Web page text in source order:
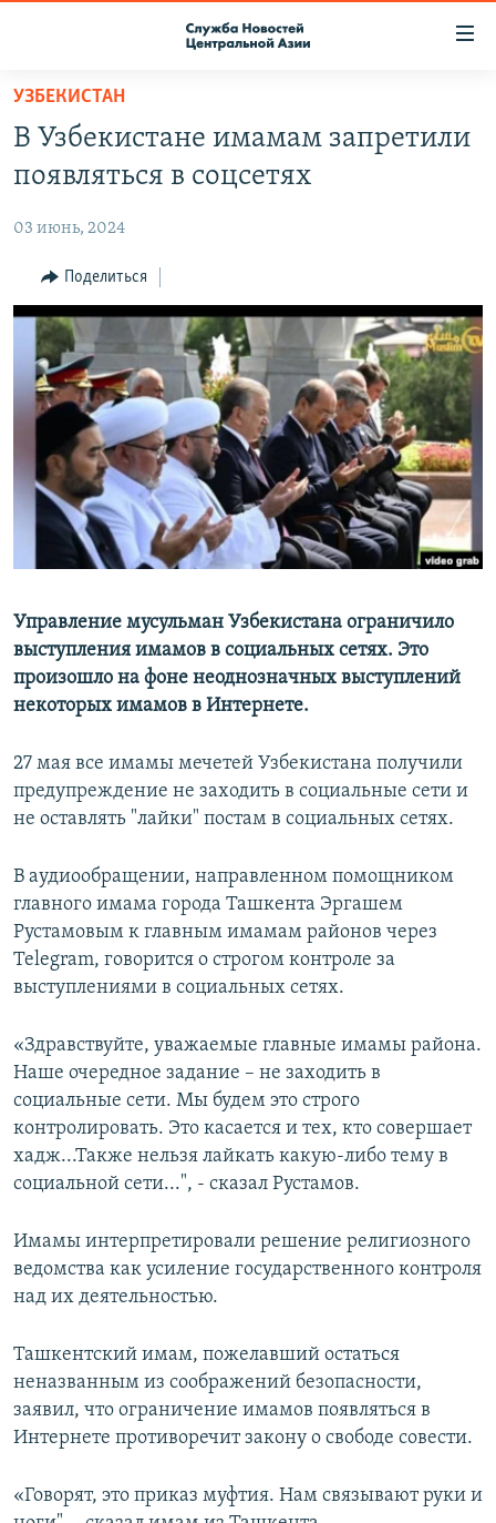
Вернуться
основному
содержанию
навигации
Вернутся
поиску
О ПРОЕКТЕ
RFE/RL ДИРЕКТ
НАСТОЯЩЕЕ ВРЕМЯ
МИГРАНТ МЕДИА
УЗБЕКИСТАН
В Узбекистане имамам запретили
появляться в соцсетях
03 июнь, 2024
Поделиться
Управление мусульман Узбекистана ограничило
выступления имамов в социальных сетях. Это
произошло на фоне неоднозначных выступлений
некоторых имамов в Интернете.
27 мая все имамы мечетей Узбекистана получили
предупреждение не заходить в социальные сети и
не оставлять "лайки" постам в социальных сетях.
В аудиообращении, направленном помощником
главного имама города Ташкента Эргашем
Рустамовым к главным имамам районов через
Telegram, говорится о строгом контроле за
выступлениями в социальных сетях.
«Здравствуйте, уважаемые главные имамы района.
Наше очередное задание – не заходить в
социальные сети. Мы будем это строго
контролировать. Это касается и тех, кто совершает
хадж...Также нельзя лайкать какую-либо тему в
социальной сети...", - сказал Рустамов.
Имамы интерпретировали решение религиозного
ведомства как усиление государственного контроля
над их деятельностью.
Ташкентский имам, пожелавший остаться
неназванным из соображений безопасности,
заявил, что ограничение имамов появляться в
Интернете противоречит закону о свободе совести.
«Говорят, это приказ муфтия. Нам связывают руки и